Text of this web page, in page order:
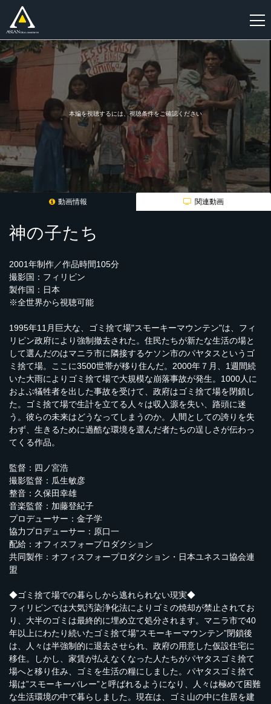
録
本編を視聴するには、視聴条件をご確認ください
動画情報 関連動画
神の子たち
2001年制作／作品時間105分
撮影国：フィリピン
製作国：日本
※全世界から視聴可能
1995年11月巨大な、ゴミ捨て場"スモーキーマウンテン"は、フィ
リピン政府により強制撤去された。住民たちが新たな生活の場と
して選んだのはマニラ市に隣接するケソン市のパヤタスというゴ
ミ捨て場。ここに3500世帯が移り住んだ。2000年７月、1週間続
いた大雨によりゴミ捨て場で大規模な崩落事故が発生。1000人に
およぶ犠牲者を出した事故を受けて、政府はゴミ捨て場を閉鎖し
た。ゴミ捨て場で生計を立てる人々は収入源を失い、路頭に迷
う。彼らの未来はどうなってしまうのか。人間としての誇りを失
わず、生きるために過酷な環境を選んだ者たちの逞しさが伝わっ
てくる作品。
監督：四ノ宮浩
撮影監督：瓜生敏彦
整音：久保田幸雄
音楽監督：加藤登紀子
プロデューサー：金子学
協力プロデューサー：原口一
配給：オフィスフォープロダクション
共同製作：オフィスフォープロダクション・日本ユネスコ協会連
盟
◆ゴミ捨て場での暮らしから逃れられない現実◆
フィリピンでは大気汚染浄化法によりゴミの焼却が禁止されてお
り、大半のゴミは最終的に埋め立て処分されます。マニラ市で40
年以上にわたり続いたゴミ捨て場”スモーキーマウンテン”閉鎖後
は、人々は半強制的に退去させられ、政府の用意した仮設住宅に
移住。しかし、家賃が払えなくなった人たちがパヤタスゴミ捨て
場へと移り住み、ゴミを生活の糧にしました。パヤタスゴミ捨て
場は”スモーキーバレー”と呼ばれるようになり、人々は極めて困難
な生活環境の中で暮らしました。現在は、ゴミ山の中に住居を建